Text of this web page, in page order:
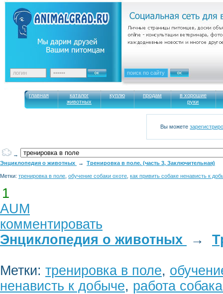
главная
каталог
животных
куплю продам
в хорошие
руки
Вы можете
→
Энциклопедия о животных
→ Тренировка в поле. (часть 3, Заключительная)
Метки: тренировка в поле обучение собаки охоте как привить собаке ненависть к
1
AUM
комментировать
Энциклопедия о животных
→
Метки: тренировка в поле,
ненависть к добыче, работа